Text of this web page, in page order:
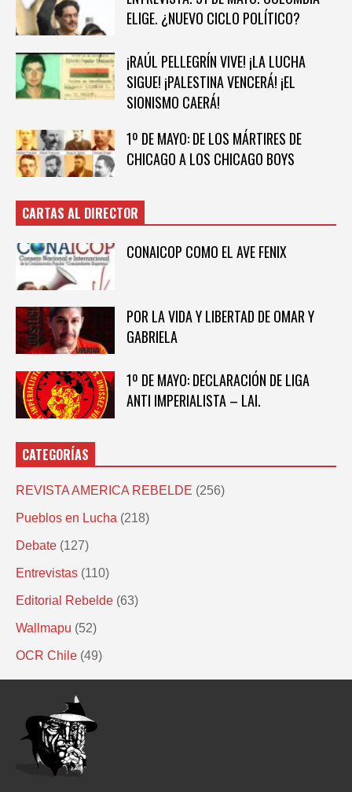
ELIGE. ¿NUEVO CICLO POLÍTICO?
¡RAÚL PELLEGRÍN VIVE! ¡LA LUCHA
SIGUE! ¡PALESTINA VENCERÁ! ¡EL
SIONISMO CAERÁ!
1º DE MAYO: DE LOS MÁRTIRES DE
CHICAGO A LOS CHICAGO BOYS
CARTAS AL DIRECTOR
CONAICOP COMO EL AVE FENIX
POR LA VIDA Y LIBERTAD DE OMAR Y
GABRIELA
1º DE MAYO: DECLARACIÓN DE LIGA
ANTI IMPERIALISTA – LAI.
CATEGORÍAS
REVISTA AMERICA REBELDE (256)
Pueblos en Lucha (218)
Debate (127)
Entrevistas (110)
Editorial Rebelde (63)
Wallmapu (52)
OCR Chile (49)